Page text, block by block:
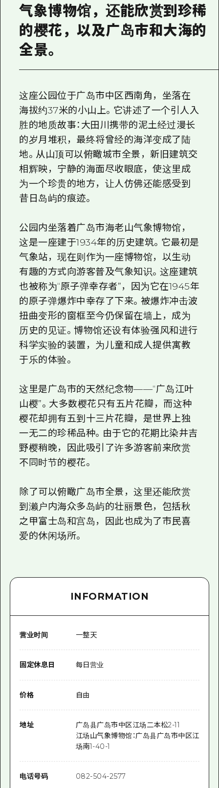
灾难发生期间的交通信息
广岛观光宣传册
气象博物馆，还能欣赏到珍稀
的樱花，以及广岛市和大海的
全景。
这座公园位于广岛市中区西南角，坐落在
海拔约37米的小山上。它讲述了一个引人入
胜的地质故事：大田川携带的泥土经过漫长
的岁月堆积，最终将曾经的海洋变成了陆
地。从山顶可以俯瞰城市全景，新旧建筑交
相辉映，宁静的海面尽收眼底，使这里成
为一个珍贵的地方，让人仿佛还能感受到
昔日岛屿的痕迹。
公园内坐落着广岛市海老山气象博物馆，
这是一座建于1934年的历史建筑。它最初是
气象站，现在则作为一座博物馆，以生动
有趣的方式向游客普及气象知识。这座建筑
也被称为“原子弹幸存者”，因为它在1945年
的原子弹爆炸中幸存了下来。被爆炸冲击波
扭曲变形的窗框至今仍保留在墙上，成为
历史的见证。博物馆还设有体验强风和进行
科学实验的装置，为儿童和成人提供寓教
于乐的体验。
这里是广岛市的天然纪念物——“广岛江叶
山樱”。大多数樱花只有五片花瓣，而这种
樱花却拥有五到十三片花瓣，是世界上独
一无二的珍稀品种。由于它的花期比染井吉
野樱稍晚，因此吸引了许多游客前来欣赏
不同时节的樱花。
除了可以俯瞰广岛市全景，这里还能欣赏
到濑户内海众多岛屿的壮丽景色，包括秋
之甲富士岛和宫岛，因此也成为了市民喜
爱的休闲场所。
INFORMATION
营业时间 一整天
固定休息日 每日营业
价格 自由
地址
广岛县广岛市中区江场二本松2-11
江场山气象博物馆：广岛县广岛市中区江
场南1-40-1
电话号码 082-504-2577